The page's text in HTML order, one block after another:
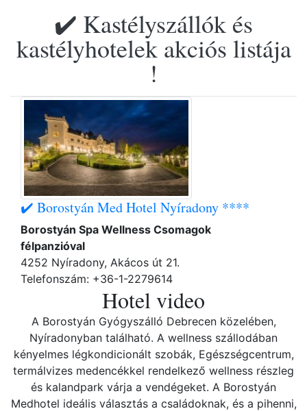
✔️ Kastélyszállók és
kastélyhotelek akciós listája
!
✔️ Borostyán Med Hotel Nyíradony ****
Borostyán Spa Wellness Csomagok
félpanzióval
4252 Nyíradony, Akácos út 21.
Telefonszám: +36-1-2279614
Hotel video
A Borostyán Gyógyszálló Debrecen közelében,
Nyíradonyban található. A wellness szállodában
kényelmes légkondicionált szobák, Egészségcentrum,
termálvizes medencékkel rendelkező wellness részleg
és kalandpark várja a vendégeket. A Borostyán
Medhotel ideális választás a családoknak, és a pihenni,